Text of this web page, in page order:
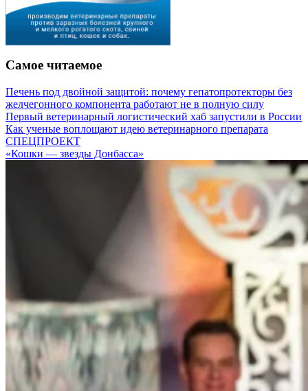
Самое читаемое
Печень под двойной защитой: почему гепатопротекторы без
желчегонного компонента работают не в полную силу
Первый ветеринарный логистический хаб запустили в России
Как ученые воплощают идею ветеринарного препарата
СПЕЦПРОЕКТ
«Кошки — звезды Донбасса»